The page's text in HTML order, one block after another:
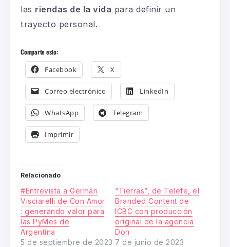
las riendas de la vida para definir un
trayecto personal.
Comparte esto:
Facebook X
Correo electrónico LinkedIn
WhatsApp Telegram
Imprimir
Relacionado
#Entrevista a Germán
Visciarelli de Con Amor
: generando valor para
las PyMes de
Argentina
5 de septiembre de 2023
“Tierras”, de Telefe, el
Branded Content de
ICBC con producción
original de la agencia
Don
7 de junio de 2023